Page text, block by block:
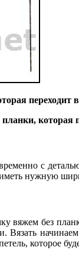
которая
с
иметь нужную
вяжем без
Вязать
которое